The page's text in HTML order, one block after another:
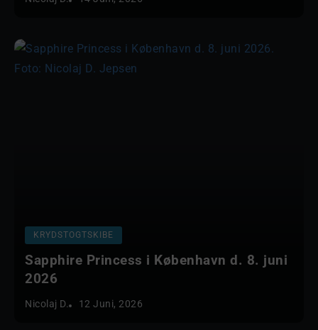
KRYDSTOGTSKIBE
Sapphire Princess i København d. 8. juni
2026
Nicolaj D. 12 Juni, 2026